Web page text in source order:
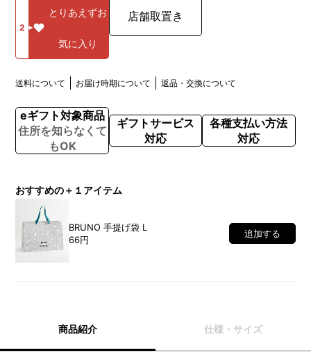
2
とりあえずお
気に入り
店舗取置き
送料について お届け時期について 返品・交換について
eギフト対象商品
住所を知らなくて
もOK
ギフトサービス
対応
各種支払い方法
対応
おすすめの＋１アイテム
BRUNO 手提げ袋 L
66円
追加する
商品紹介 仕様・サイズ